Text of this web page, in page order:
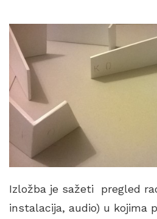
Izložba je sažeti pregled
instalacija, audio) u kojima